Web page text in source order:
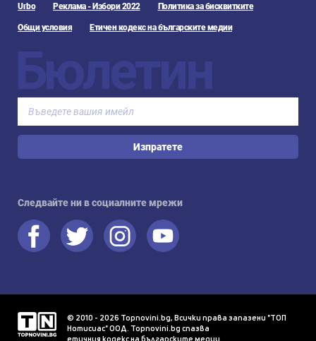
Urbo Реклама - Избори 2022 Политика за бисквитките
Общи условия Етичен кодекс на българските медии
Бюлетин
Изпратете
Следвайте ни в социалните мрежи
© 2010 - 2026 Topnovini.bg, Всички права запазени "ТОП
Нотисиас" ООД. Topnovini.bg спазва
етичния кодекс на българските медии